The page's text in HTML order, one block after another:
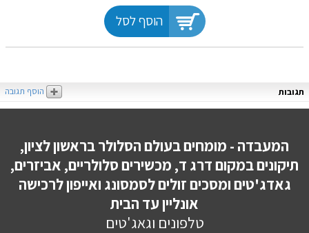
הוסף לסל
תגובות הוסף תגובה
המעבדה - מומחים בעולם הסלולר בראשון לציון,
תיקונים במקום דרג ד, מכשירים סלולריים, אביזרים,
גאדג'טים ומסכים זולים לסמסונג ואייפון לרכישה
אונליין עד הבית
טלפונים וגאג'טים